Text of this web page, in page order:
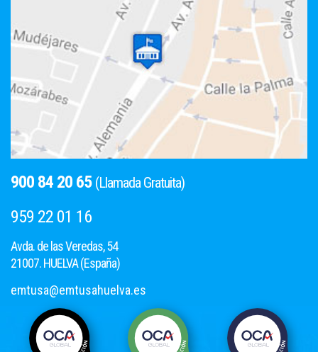
900 84 20 65 (Llamada Gratuita)
959 22 01 16
Avda. de las Veredas, 54
21007. HUELVA (España)
emtusa@emtusahuelva.es